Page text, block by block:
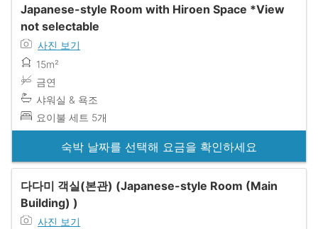
Japanese-style Room with Hiroen Space *View
not selectable
사진 보기
15m²
금연
샤워실 & 욕조
요이불 세트 5개
숙박 날짜를 선택해 요금을 확인하세요
다다미 객실(본관) (Japanese-style Room (Main
Building) )
사진 보기